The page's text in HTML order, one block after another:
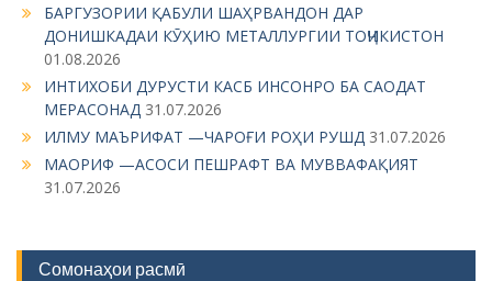
t
n
v
a
БАРГУЗОРИИ ҚАБУЛИ ШАҲРВАНДОН ДАР
ДОНИШКАДАИ КӮҲИЮ МЕТАЛЛУРГИИ ТОҶИКИСТОН
01.08.2026
ИНТИХОБИ ДУРУСТИ КАСБ ИНСОНРО БА САОДАТ
МЕРАСОНАД 31.07.2026
ИЛМУ МАЪРИФАТ —ЧАРОҒИ РОҲИ РУШД 31.07.2026
МАОРИФ —АСОСИ ПЕШРАФТ ВА МУВВАФАҚИЯТ
31.07.2026
Сомонаҳои расмӣ